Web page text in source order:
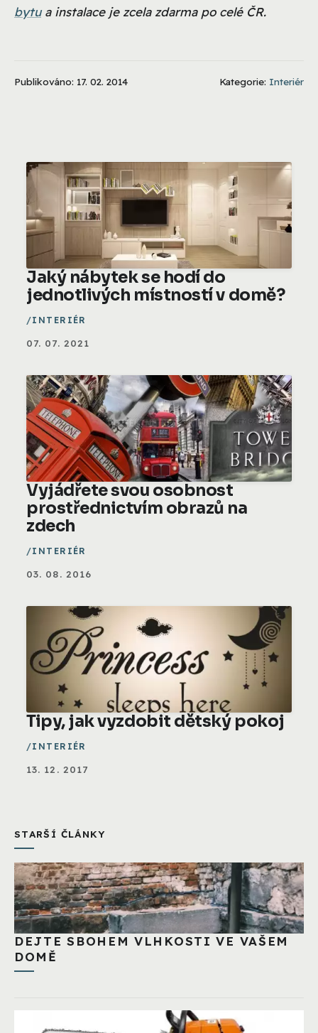
bytua instalace je zcela zdarma po celé ČR.
Publikováno: 17. 02. 2014 Kategorie: Interiér
Jaký nábytek se hodí do
jednotlivých místností v domě?
INTERIÉR
07. 07. 2021
Vyjádřete svou osobnost
prostřednictvím obrazů na
zdech
INTERIÉR
03. 08. 2016
Tipy, jak vyzdobit dětský pokoj
INTERIÉR
13. 12. 2017
STARŠÍ ČLÁNKY
DEJTE SBOHEM VLHKOSTI VE VAŠEM
DOMĚ